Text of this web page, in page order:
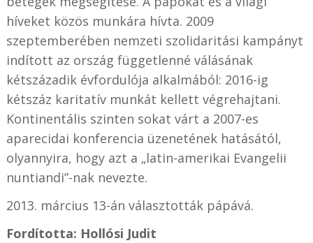
híveket közös munkára hívta. 2009
szeptemberében nemzeti szolidaritási kampányt
indított az ország függetlenné válásának
kétszázadik évfordulója alkalmából: 2016-ig
kétszáz karitatív munkát kellett végrehajtani.
Kontinentális szinten sokat várt a 2007-es
aparecidai konferencia üzenetének hatásától,
olyannyira, hogy azt a „latin-amerikai Evangelii
nuntiandi”-nak nevezte.
2013. március 13-án választották pápává.
Fordította: Hollósi Judit